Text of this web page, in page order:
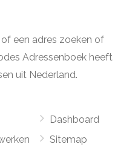
een adres zoeken of
Adressenboek heeft
uit Nederland.
Dashboard
Sitemap